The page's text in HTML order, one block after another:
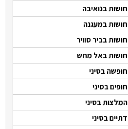
חושות בנואיבה
חושות במעגנה
חושות בביר סוויר
חושות באל מחש
חופשה בסיני
חופים בסיני
המלצות בסיני
דתיים בסיני